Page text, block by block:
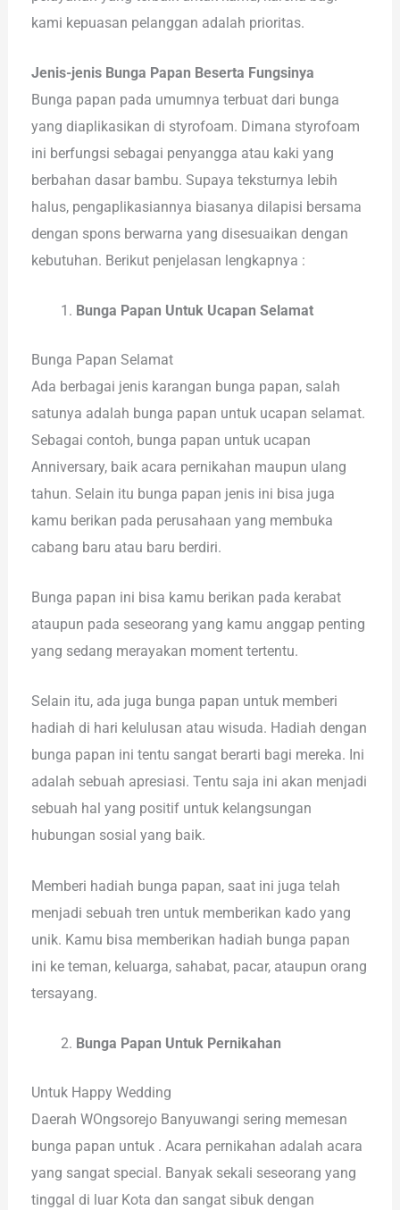
kami kepuasan pelanggan adalah prioritas.
Jenis-jenis Bunga Papan Beserta Fungsinya
Bunga papan pada umumnya terbuat dari bunga
yang diaplikasikan di styrofoam. Dimana styrofoam
ini berfungsi sebagai penyangga atau kaki yang
berbahan dasar bambu. Supaya teksturnya lebih
halus, pengaplikasiannya biasanya dilapisi bersama
dengan spons berwarna yang disesuaikan dengan
kebutuhan. Berikut penjelasan lengkapnya :
Bunga Papan Untuk Ucapan Selamat
Bunga Papan Selamat
Ada berbagai jenis karangan bunga papan, salah
satunya adalah bunga papan untuk ucapan selamat.
Sebagai contoh, bunga papan untuk ucapan
Anniversary, baik acara pernikahan maupun ulang
tahun. Selain itu bunga papan jenis ini bisa juga
kamu berikan pada perusahaan yang membuka
cabang baru atau baru berdiri.
Bunga papan ini bisa kamu berikan pada kerabat
ataupun pada seseorang yang kamu anggap penting
yang sedang merayakan moment tertentu.
Selain itu, ada juga bunga papan untuk memberi
hadiah di hari kelulusan atau wisuda. Hadiah dengan
bunga papan ini tentu sangat berarti bagi mereka. Ini
adalah sebuah apresiasi. Tentu saja ini akan menjadi
sebuah hal yang positif untuk kelangsungan
hubungan sosial yang baik.
Memberi hadiah bunga papan, saat ini juga telah
menjadi sebuah tren untuk memberikan kado yang
unik. Kamu bisa memberikan hadiah bunga papan
ini ke teman, keluarga, sahabat, pacar, ataupun orang
tersayang.
Bunga Papan Untuk Pernikahan
Untuk Happy Wedding
Daerah WOngsorejo Banyuwangi sering memesan
bunga papan untuk . Acara pernikahan adalah acara
yang sangat special. Banyak sekali seseorang yang
tinggal di luar Kota dan sangat sibuk dengan